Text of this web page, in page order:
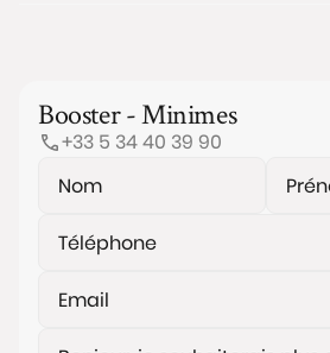
Booster - Minimes
+33 5 34 40 39 90